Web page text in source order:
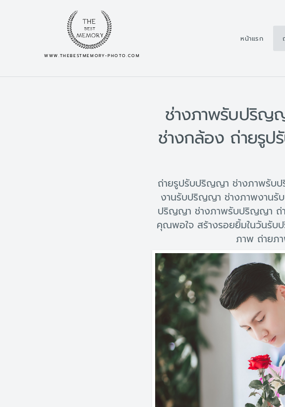
WWW.THEBESTMEMORY-PHOTO.COM
หน้าแรก
ช่างภาพรับปริญ
ช่างกล้อง ถ่ายรู
ถ่ายรูปรับปริญญา ช่างภาพรับ
งานรับปริญญา ช่างภาพงาน
ปริญญา ช่างภาพรับปริญญา ถ่
คุณพอใจ สร้างรอยยิ้มในวันรั
ภาพ ถ่ายภ